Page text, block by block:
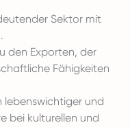
Sektor mit
den Exporten, der
Fähigkeiten
lebenswichtiger und
bei kulturellen und